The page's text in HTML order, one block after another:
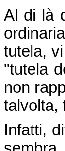
Al di là
tutela,
"tutela
non
talvolta,
Infatti,